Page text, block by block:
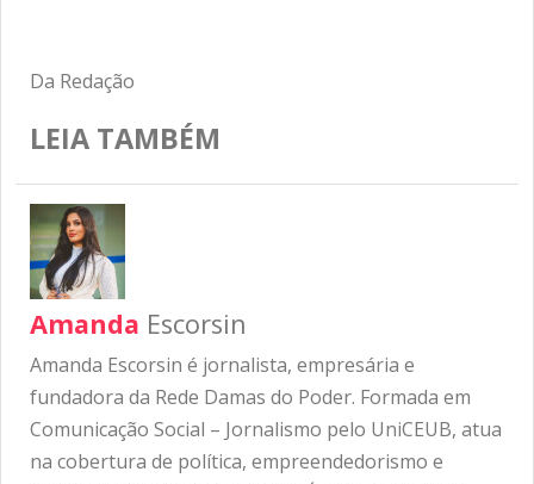
Da Redação
LEIA TAMBÉM
Amanda Escorsin
Amanda Escorsin é jornalista, empresária e
fundadora da Rede Damas do Poder. Formada em
Comunicação Social – Jornalismo pelo UniCEUB, atua
na cobertura de política, empreendedorismo e